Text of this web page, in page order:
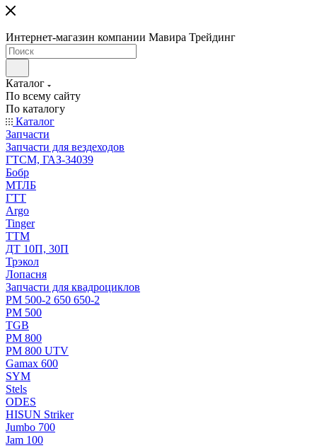
Интернет-магазин компании Мавира Трейдинг
Каталог
По всему сайту
По каталогу
Каталог
Запчасти
Запчасти для вездеходов
ГТСМ, ГАЗ-34039
Бобр
МТЛБ
ГТТ
Argo
Tinger
ТТМ
ДТ 10П, 30П
Трэкол
Лопасня
Запчасти для квадроциклов
РМ 500-2 650 650-2
РМ 500
TGB
РМ 800
РМ 800 UTV
Gamax 600
SYM
Stels
ОDЕS
HISUN Striker
Jumbo 700
Jam 100